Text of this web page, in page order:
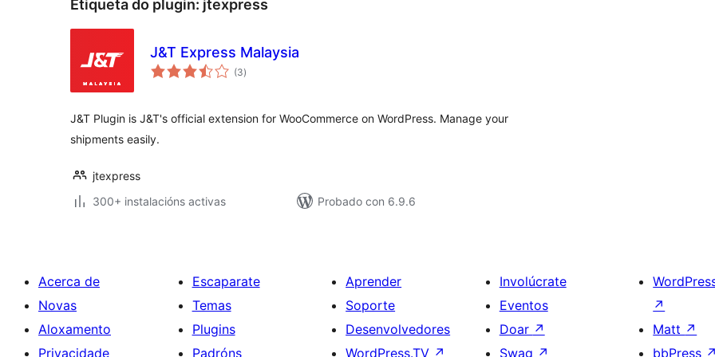
Etiqueta do plugin: jtexpress
J&T Express Malaysia
(3valoracións
totais
)
J&T Plugin is J&T's official extension for WooCommerce on WordPress. Manage your
shipments easily.
jtexpress
300+ instalacións activas
Probado con 6.9.6
Acerca de
Novas
Aloxamento
Privacidade
Escaparate
Temas
Plugins
Padróns
Aprender
Soporte
Desenvolvedores
WordPress.TV ↗
Involúcrate
Eventos
Doar ↗
Swag ↗
↗
Matt ↗
bbPress ↗